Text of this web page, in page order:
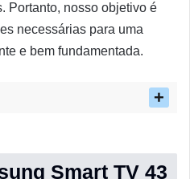
Portanto, nosso objetivo é
necessárias para uma
e bem fundamentada.
Smart TV 43